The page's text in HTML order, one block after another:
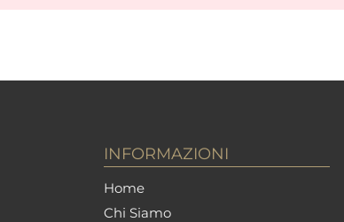
INFORMAZIONI
Home
Chi Siamo